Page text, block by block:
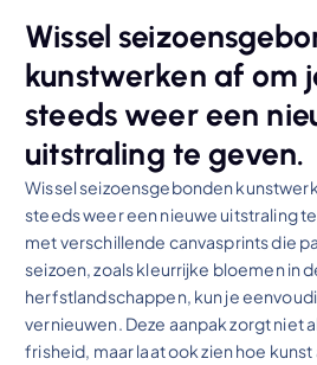
Wissel
kunstwerken af om
steeds weer een
uitstraling te geven.
Wissel seizoensgebonden
steeds weer een nieuwe uitstraling
met verschillende canvasprints die
seizoen, zoals kleurrijke bloemen in
herfstlandschappen, kun je
vernieuwen. Deze aanpak zorgt niet
frisheid, maar laat ook zien hoe kunst